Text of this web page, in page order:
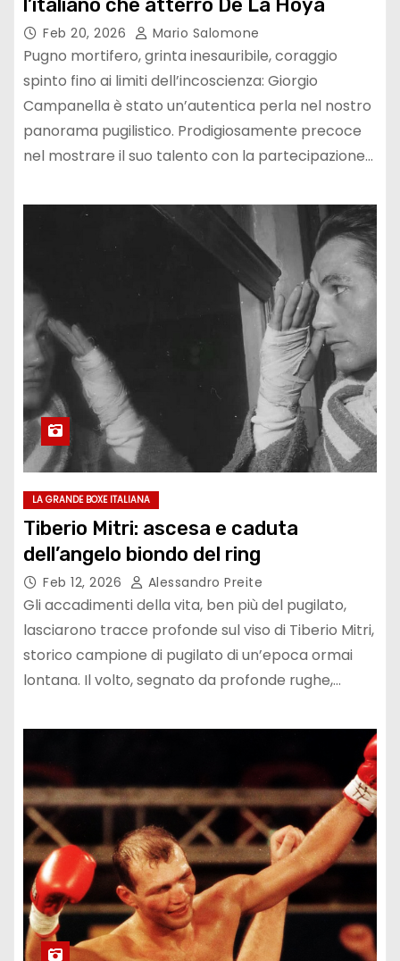
Feb 20, 2026 Mario Salomone
Pugno mortifero, grinta inesauribile, coraggio
spinto fino ai limiti dell’incoscienza: Giorgio
Campanella è stato un’autentica perla nel nostro
panorama pugilistico. Prodigiosamente precoce
nel mostrare il suo talento con la partecipazione…
LA GRANDE BOXE ITALIANA
Tiberio Mitri: ascesa e caduta
dell’angelo biondo del ring
Feb 12, 2026 Alessandro Preite
Gli accadimenti della vita, ben più del pugilato,
lasciarono tracce profonde sul viso di Tiberio Mitri,
storico campione di pugilato di un’epoca ormai
lontana. Il volto, segnato da profonde rughe,…